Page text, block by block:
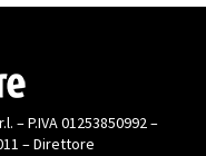
– P.IVA 01253850992 –
– Direttore